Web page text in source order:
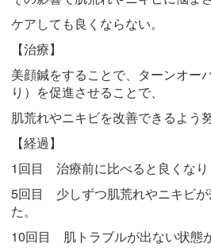
ケアしても良くならない。
【治療】
美顔鍼をすることで、ターンオー
り）を促進させることで、
肌荒れやニキビを改善できるよう
【経過】
1回目 治療前に比べると良くなり
5回目 少しずつ肌荒れやニキビが
た。
10回目 肌トラブルが出ない状態